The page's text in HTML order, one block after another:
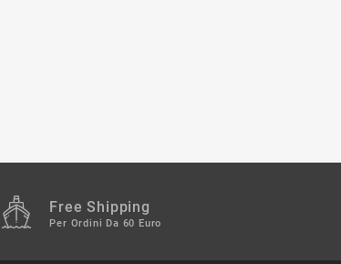
Free Shipping
Per Ordini Da 60 Euro